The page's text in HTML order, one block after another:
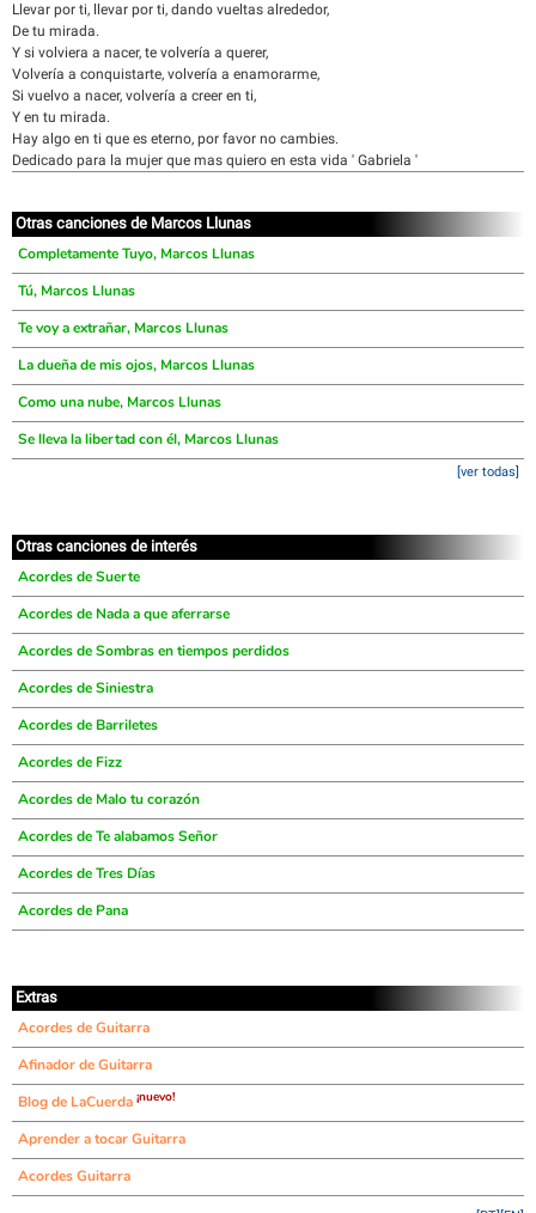
Llevar por ti, llevar por ti, dando vueltas alrededor,
De tu mirada.
Y si volviera a nacer, te volvería a querer,
Volvería a conquistarte, volvería a enamorarme,
Si vuelvo a nacer, volvería a creer en ti,
Y en tu mirada.
Hay algo en ti que es eterno, por favor no cambies.
Dedicado para la mujer que mas quiero en esta vida ' Gabriela '
Otras canciones de Marcos Llunas
Completamente Tuyo, Marcos Llunas
Tú, Marcos Llunas
Te voy a extrañar, Marcos Llunas
La dueña de mis ojos, Marcos Llunas
Como una nube, Marcos Llunas
Se lleva la libertad con él, Marcos Llunas
[ver todas]
Otras canciones de interés
Acordes de Suerte
Acordes de Nada a que aferrarse
Acordes de Sombras en tiempos perdidos
Acordes de Siniestra
Acordes de Barriletes
Acordes de Fizz
Acordes de Malo tu corazón
Acordes de Te alabamos Señor
Acordes de Tres Días
Acordes de Pana
Extras
Acordes de Guitarra
Afinador de Guitarra
Blog de LaCuerda ¡nuevo!
Aprender a tocar Guitarra
Acordes Guitarra